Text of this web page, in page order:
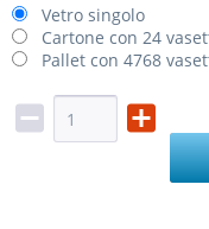
Vetro singolo
Cartone con 24
Pallet con 4768